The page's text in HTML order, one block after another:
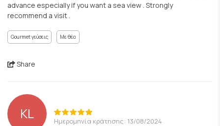
advance especially if you want a sea view . Strongly
recommend a visit .
Gourmet γεύσεις Με θέα
Share
KL Ημερομηνία κράτησης: 13/08/2024